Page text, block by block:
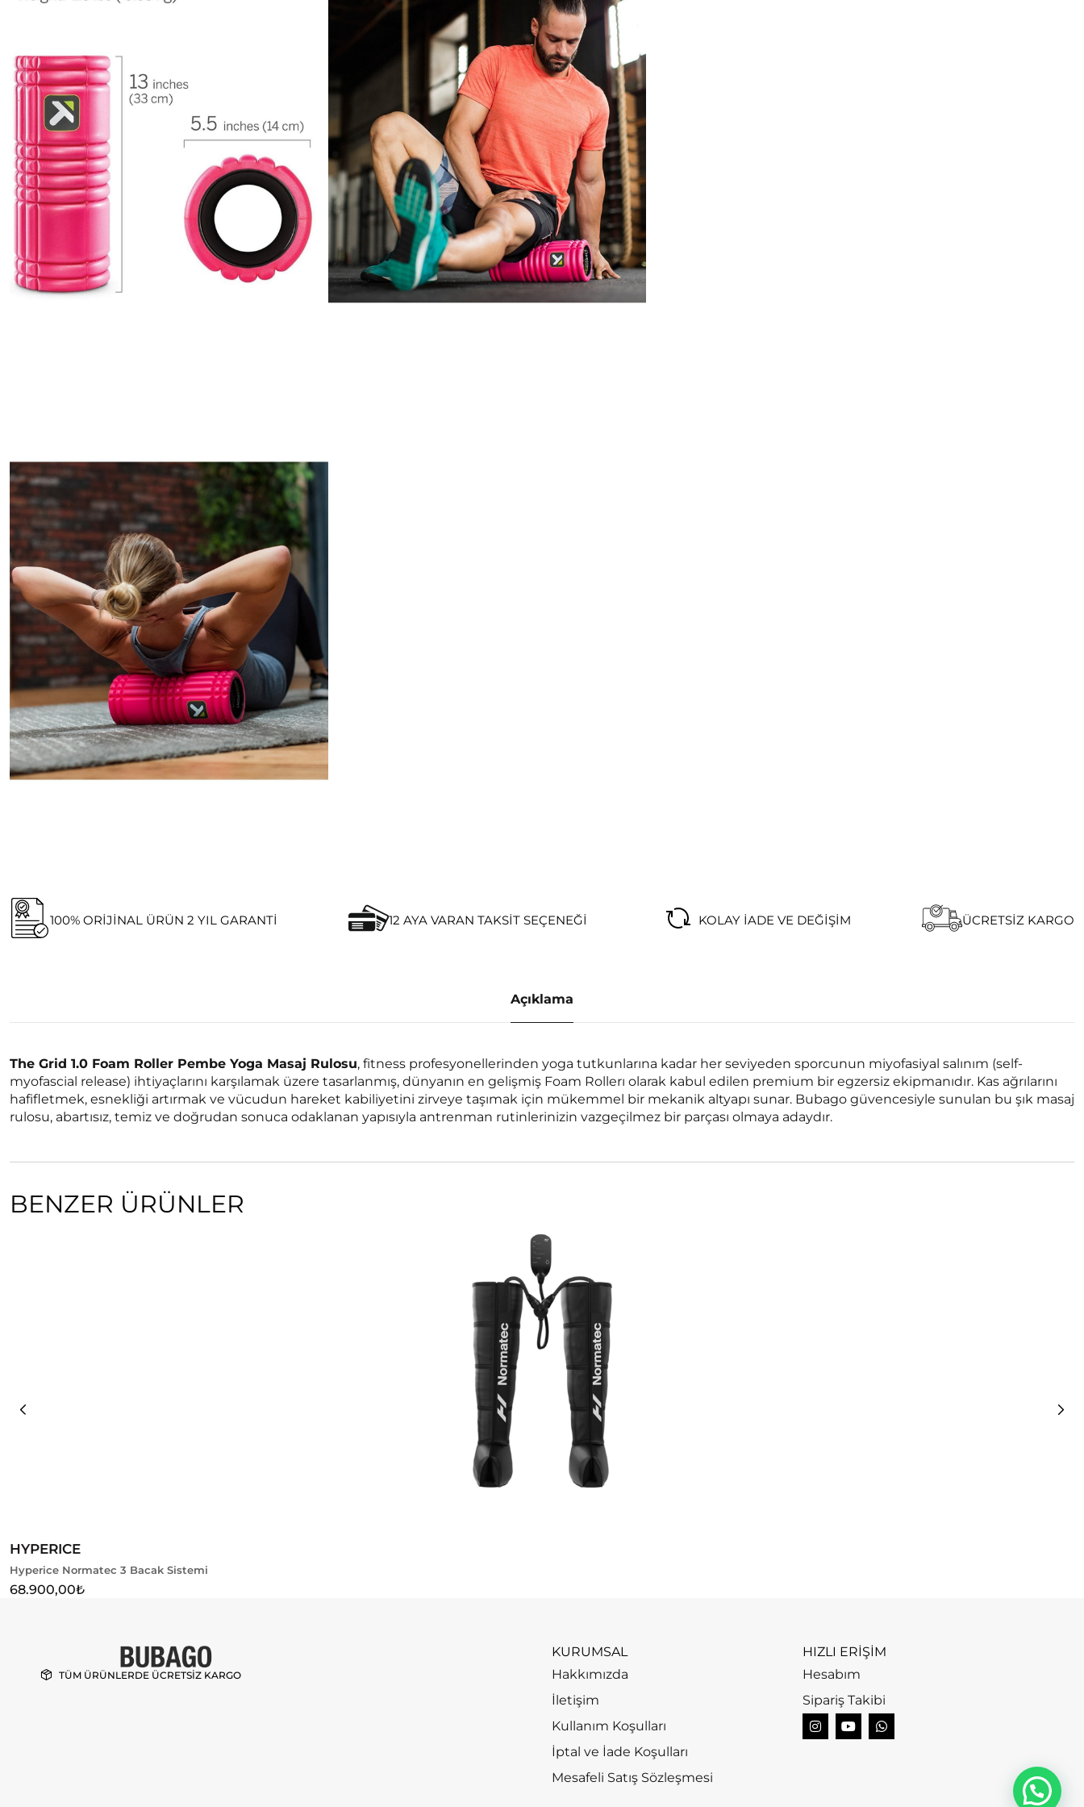
100% ORIJINAL ÜRÜN 2 YIL GARANTI 12 AYA VARAN TAKSIT SEÇENEĞI KOLAY İADE VE DEĞIŞIM ÜCRETSIZ KARGO
Açıklama
The Grid 1.0 Foam Roller Pembe Yoga Masaj Rulosu, fitness profesyonellerinden yoga tutkunlarına kadar her seviyeden sporcunun miyofasiyal salınım (self-
myofascial release) ihtiyaçlarını karşılamak üzere tasarlanmış, dünyanın en gelişmiş Foam Rollerı olarak kabul edilen premium bir egzersiz ekipmanıdır. Kas ağrılarını
hafifletmek, esnekliği artırmak ve vücudun hareket kabiliyetini zirveye taşımak için mükemmel bir mekanik altyapı sunar. Bubago güvencesiyle sunulan bu şık masaj
rulosu, abartısız, temiz ve doğrudan sonuca odaklanan yapısıyla antrenman rutinlerinizin vazgeçilmez bir parçası olmaya adaydır.
BENZER ÜRÜNLER
HYPERICE
Hyperice Normatec 3 Bacak Sistemi
68.900,00₺
TÜM ÜRÜNLERDE ÜCRETSİZ KARGO
KURUMSAL
Hakkımızda
İletişim
Kullanım Koşulları
İptal ve İade Koşulları
Mesafeli Satış Sözleşmesi
HIZLI ERİŞİM
Hesabım
Sipariş Takibi